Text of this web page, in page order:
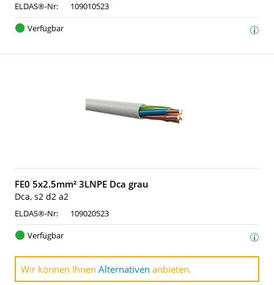
ELDAS®-Nr:
109010523
Verfügbar
FE0 5x2.5mm² 3LNPE Dca grau
Dca, s2 d2 a2
ELDAS®-Nr:
109020523
Verfügbar
Wir können Ihnen Alternativen anbieten.